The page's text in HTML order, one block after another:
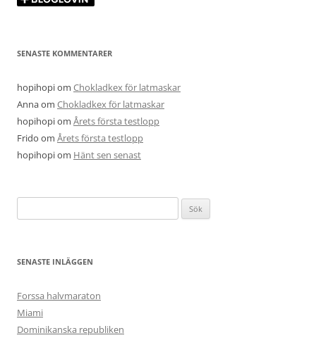
SENASTE KOMMENTARER
hopihopiom Chokladkex för latmaskar
Annaom Chokladkex för latmaskar
hopihopiom Årets första testlopp
Frido om Årets första testlopp
hopihopiom Hänt sen senast
efter:
SENASTE INLÄGGEN
Forssa halvmaraton
Miami
Dominikanska republiken